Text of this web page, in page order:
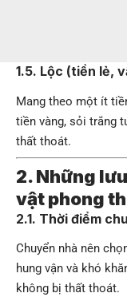
1.5. Lộc (tiền lẻ,
Mang theo một ít
tiền vàng, sỏi trắng
thất thoát.
2. Những
vật phong
2.1. Thời điểm
Chuyển nhà nên
hung vận và khó
không bị thất thoát.